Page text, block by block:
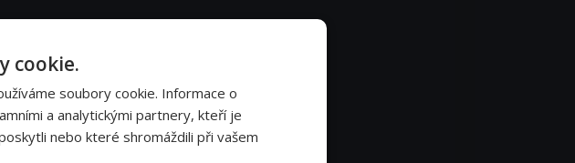
cookie.
soubory cookie. Informace o
a analytickými partnery, kteří je
nebo které shromáždili při vašem